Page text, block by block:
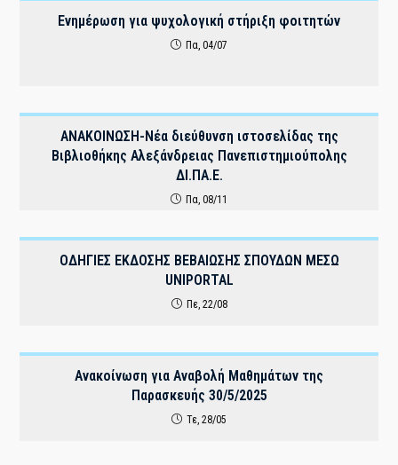
Ενημέρωση για ψυχολογική στήριξη φοιτητών
Πα, 04/07
ΑΝΑΚΟΙΝΩΣΗ-Νέα διεύθυνση ιστοσελίδας της
Βιβλιοθήκης Αλεξάνδρειας Πανεπιστημιούπολης
ΔΙ.ΠΑ.Ε.
Πα, 08/11
ΟΔΗΓΙΕΣ ΕΚΔΟΣΗΣ ΒΕΒΑΙΩΣΗΣ ΣΠΟΥΔΩΝ ΜΕΣΩ
UNIPORTAL
Πε, 22/08
Ανακοίνωση για Αναβολή Μαθημάτων της
Παρασκευής 30/5/2025
Τε, 28/05